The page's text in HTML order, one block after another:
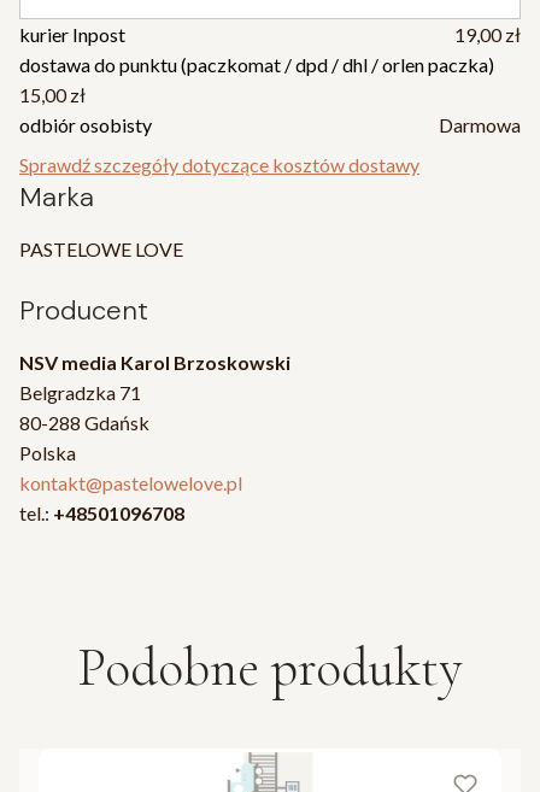
kurier Inpost
19,00 zł
dostawa do punktu (paczkomat / dpd / dhl / orlen paczka)
15,00 zł
odbiór osobisty
Darmowa
Sprawdź szczegóły dotyczące kosztów dostawy
Marka
PASTELOWE LOVE
Producent
NSV media Karol Brzoskowski
Belgradzka 71
80-288 Gdańsk
Polska
kontakt@pastelowelove.pl
tel.: +48501096708
Podobne produkty